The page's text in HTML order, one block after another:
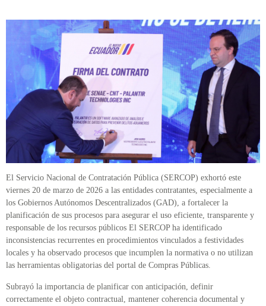
El Servicio Nacional de Contratación Pública (SERCOP) exhortó este
viernes 20 de marzo de 2026 a las entidades contratantes, especialmente a
los Gobiernos Autónomos Descentralizados (GAD), a fortalecer la
planificación de sus procesos para asegurar el uso eficiente, transparente y
responsable de los recursos públicos El SERCOP ha identificado
inconsistencias recurrentes en procedimientos vinculados a festividades
locales y ha observado procesos que incumplen la normativa o no utilizan
las herramientas obligatorias del portal de Compras Públicas.
Subrayó la importancia de planificar con anticipación, definir
correctamente el objeto contractual, mantener coherencia documental y